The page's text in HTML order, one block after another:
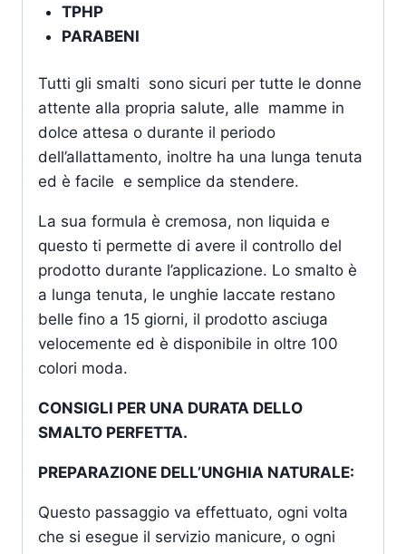
TPHP
PARABENI
Tutti gli smalti sono sicuri per tutte le donne
attente alla propria salute, alle mamme in
dolce attesa o durante il periodo
dell’allattamento, inoltre ha una lunga tenuta
ed è facile e semplice da stendere.
La sua formula è cremosa, non liquida e
questo ti permette di avere il controllo del
prodotto durante l’applicazione. Lo smalto è
a lunga tenuta, le unghie laccate restano
belle fino a 15 giorni, il prodotto asciuga
velocemente ed è disponibile in oltre 100
colori moda.
CONSIGLI PER UNA DURATA DELLO
SMALTO PERFETTA.
PREPARAZIONE DELL’UNGHIA NATURALE:
Questo passaggio va effettuato, ogni volta
che si esegue il servizio manicure, o ogni